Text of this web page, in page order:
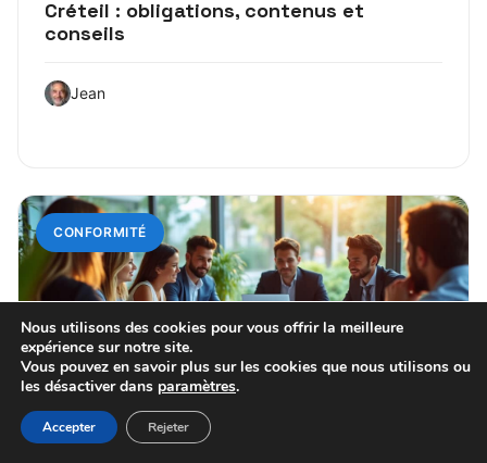
Créteil : obligations, contenus et
conseils
Jean
CONFORMITÉ
Nous utilisons des cookies pour vous offrir la meilleure
expérience sur notre site.
Vous pouvez en savoir plus sur les cookies que nous utilisons ou
les désactiver dans paramètres.
Accepter Rejeter